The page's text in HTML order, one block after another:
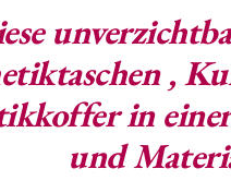
,
in
und